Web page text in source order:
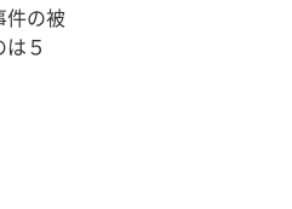
件の被
５